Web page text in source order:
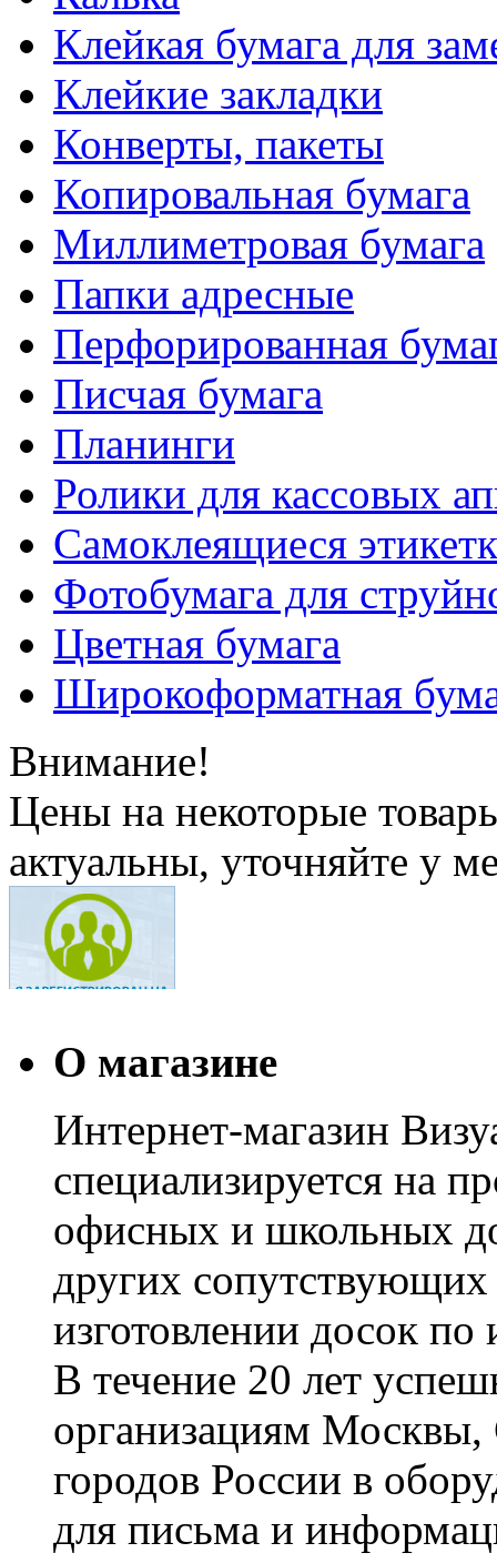
Клейкая бумага для
Клейкие закладки
Конверты, пакеты
Копировальная бумага
Миллиметровая бумага
Папки адресные
Перфорированная
Писчая бумага
Планинги
Ролики для кассовых
Самоклеящиеся
Фотобумага для
Цветная бумага
Широкоформатная
Внимание!
Цены на некоторые
актуальны, уточняйте у
О магазине
Интернет-магазин
специализируется на
офисных и школьных
других сопутствующих
изготовлении досок по
В течение 20 лет
организациям Москвы,
городов России в
для письма и